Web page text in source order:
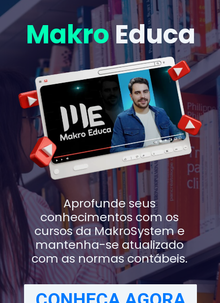
Aprofunde seus
conhecimentos com os
cursos da MakroSystem e
mantenha-se atualizado
com as normas contábeis.
MakroEduca